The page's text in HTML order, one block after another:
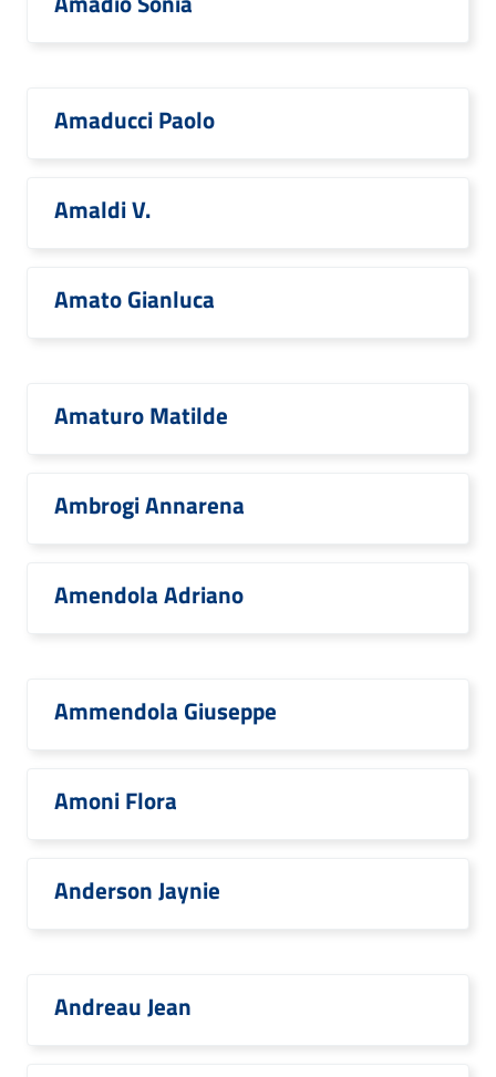
Amaducci Paolo
Amaldi V.
Amato Gianluca
Amaturo Matilde
Ambrogi Annarena
Amendola Adriano
Ammendola Giuseppe
Amoni Flora
Anderson Jaynie
Andreau Jean